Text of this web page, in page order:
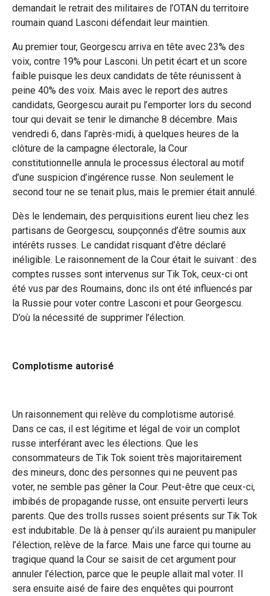
demandait le retrait des militaires de l’OTAN du territoire
roumain quand Lasconi défendait leur maintien.
Au premier tour, Georgescu arriva en tête avec 23% des
voix, contre 19% pour Lasconi. Un petit écart et un score
faible puisque les deux candidats de tête réunissent à
peine 40% des voix. Mais avec le report des autres
candidats, Georgescu aurait pu l’emporter lors du second
tour qui devait se tenir le dimanche 8 décembre. Mais
vendredi 6, dans l’après-midi, à quelques heures de la
clôture de la campagne électorale, la Cour
constitutionnelle annula le processus électoral au motif
d’une suspicion d’ingérence russe. Non seulement le
second tour ne se tenait plus, mais le premier était annulé.
Dès le lendemain, des perquisitions eurent lieu chez les
partisans de Georgescu, soupçonnés d’être soumis aux
intérêts russes. Le candidat risquant d’être déclaré
inéligible. Le raisonnement de la Cour était le suivant : des
comptes russes sont intervenus sur Tik Tok, ceux-ci ont
été vus par des Roumains, donc ils ont été influencés par
la Russie pour voter contre Lasconi et pour Georgescu.
D’où la nécessité de supprimer l’élection.
Complotisme autorisé
Un raisonnement qui relève du complotisme autorisé.
Dans ce cas, il est légitime et légal de voir un complot
russe interférant avec les élections. Que les
consommateurs de Tik Tok soient très majoritairement
des mineurs, donc des personnes qui ne peuvent pas
voter, ne semble pas gêner la Cour. Peut-être que ceux-ci,
imbibés de propagande russe, ont ensuite perverti leurs
parents. Que des trolls russes soient présents sur Tik Tok
est indubitable. De là à penser qu’ils auraient pu manipuler
l’élection, relève de la farce. Mais une farce qui tourne au
tragique quand la Cour se saisit de cet argument pour
annuler l’élection, parce que le peuple allait mal voter. Il
sera ensuite aisé de faire des enquêtes qui pourront